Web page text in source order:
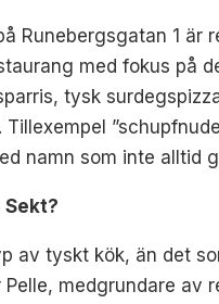
Runebergsgatan 1
med fokus på
tysk
namn som inte alltid
Sekt?
av tyskt kök, än det
medgrundare av